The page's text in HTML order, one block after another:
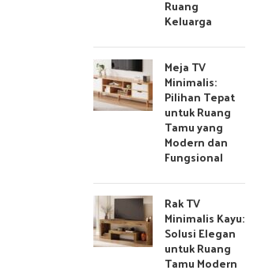
Ruang
Keluarga
Meja TV
Minimalis:
Pilihan Tepat
untuk Ruang
Tamu yang
Modern dan
Fungsional
Rak TV
Minimalis Kayu:
Solusi Elegan
untuk Ruang
Tamu Modern